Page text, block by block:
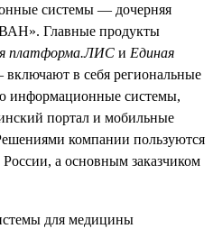
системы — дочерняя
Главные продукты
платформа.ЛИС и Единая
в себя региональные
информационные системы,
портал и мобильные
компании пользуются
а основным заказчиком